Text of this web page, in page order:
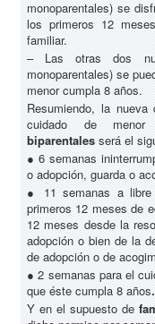
monoparentales) se
los primeros 12
familiar.
– Las otras dos
monoparentales) se
menor cumpla 8 años.
Resumiendo, la
cuidado de
biparentales será el
● 6 semanas
o adopción, guarda o
● 11 semanas a libre
primeros 12 meses de
12 meses desde la
adopción o bien de la
de adopción o de
● 2 semanas para el
que éste cumpla 8 años.
Y en el supuesto de